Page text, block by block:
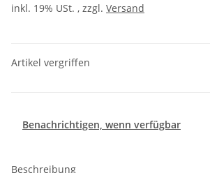
inkl. 19% USt. , zzgl. Versand
Artikel vergriffen
Benachrichtigen, wenn verfügbar
Beschreibung